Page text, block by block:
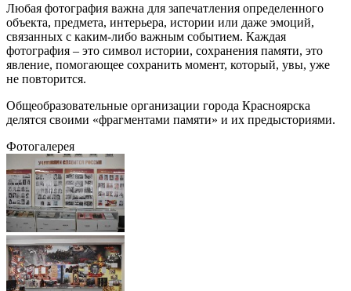
Любая фотография важна для запечатления определенного
объекта, предмета, интерьера, истории или даже эмоций,
связанных с каким-либо важным событием. Каждая
фотография – это символ истории, сохранения памяти, это
явление, помогающее сохранить момент, который, увы, уже
не повторится.
Общеобразовательные организации города Красноярска
делятся своими «фрагментами памяти» и их предысториями.
Фотогалерея